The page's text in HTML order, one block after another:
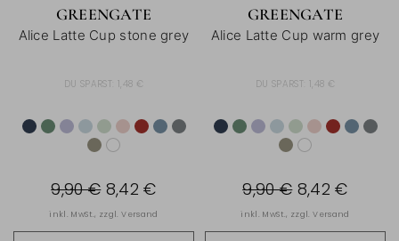
GREENGATE
Alice Latte Cup stone grey
DU SPARST: 1,48 €
9,90 € 8,42 €
inkl. MwSt., zzgl.Versand
GREENGATE
Alice Latte Cup warm grey
DU SPARST: 1,48 €
9,90 € 8,42 €
inkl. MwSt., zzgl.Versand